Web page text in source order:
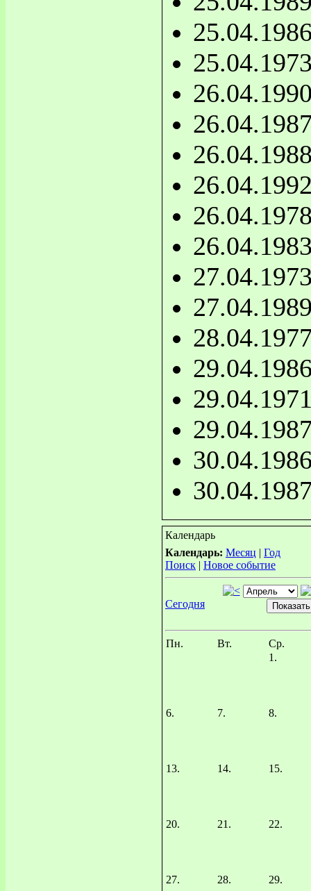
Календарь
Календарь: Месяц | Год
Поиск | Новое событие
Сегодня
Пн. Вт.
Ср.
1.
6. 7. 8.
13. 14. 15.
20. 21. 22.
27. 28. 29.